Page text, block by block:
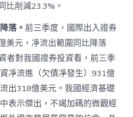
比削減23.3%。
落。 前三季度，國際出入證券
美元，凈流出範圍同比降落
者對我國證券投資看，前三季
凈流進（欠債凈發生）931億
出318億美元。我國經濟基礎
表示傑出，不竭加碼的微觀經